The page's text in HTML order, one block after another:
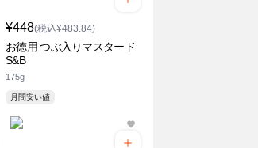
¥448(税込¥483.84)
お徳用 つぶ入りマスタード
S&B
175g
月間安い値